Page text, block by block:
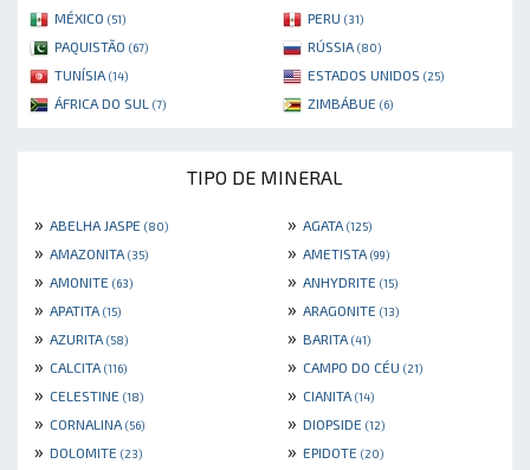
MÉXICO (51) PERU (31)
PAQUISTÃO (67) RÚSSIA (80)
TUNÍSIA (14) ESTADOS UNIDOS (25)
ÁFRICA DO SUL (7) ZIMBÁBUE (6)
TIPO DE MINERAL
» ABELHA JASPE (80) » AGATA (125)
» AMAZONITA (35) » AMETISTA (99)
» AMONITE (63) » ANHYDRITE (15)
» APATITA (15) » ARAGONITE (13)
» AZURITA (58) » BARITA (41)
» CALCITA (116) » CAMPO DO CÉU (21)
» CELESTINE (18) » CIANITA (14)
» CORNALINA (56) » DIOPSIDE (12)
» DOLOMITE (23) » EPIDOTE (20)